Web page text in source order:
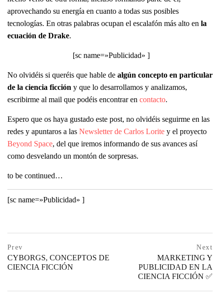
aprovechando su energía en cuanto a todas sus posibles
tecnologías. En otras palabras ocupan el escalafón más alto en la
ecuación de Drake.
[sc name=»Publicidad» ]
No olvidéis si queréis que hable de algún concepto en particular
de la ciencia ficción y que lo desarrollamos y analizamos,
escribirme al mail que podéis encontrar en contacto.
Espero que os haya gustado este post, no olvidéis seguirme en las
redes y apuntaros a las Newsletter de Carlos Lorite y el proyecto
Beyond Space, del que iremos informando de sus avances así
como desvelando un montón de sorpresas.
to be continued…
[sc name=»Publicidad» ]
Navegación
de
Prev
postPrevious
page
CYBORGS, CONCEPTOS DE
CIENCIA FICCIÓN
Next
MARKETING Y
PUBLICIDAD EN LA
CIENCIA FICCIÓN ✅